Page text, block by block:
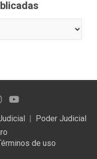
Poder Judicial
de uso